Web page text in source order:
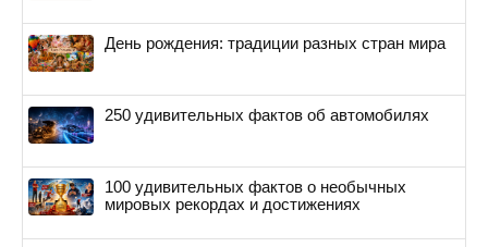
День рождения: традиции разных стран мира
250 удивительных фактов об автомобилях
100 удивительных фактов о необычных
мировых рекордах и достижениях